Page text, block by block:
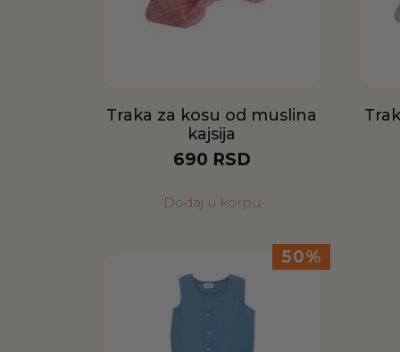
Traka za kosu od muslina
kajsija
690 RSD
Dodaj u korpu
50%